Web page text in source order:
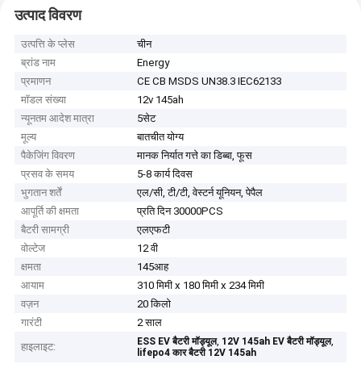
उत्पाद विवरण
उत्पत्ति के प्लेस
चीन
ब्रांड नाम
Energy
प्रमाणन
CE CB MSDS UN38.3 IEC62133
मॉडल संख्या
12v 145ah
न्यूनतम आदेश मात्रा
5सेट
मूल्य
बातचीत योग्य
पैकेजिंग विवरण
मानक निर्यात गत्ते का डिब्बा, फूस
प्रसव के समय
5-8 कार्य दिवस
भुगतान शर्तें
एल/सी, टी/टी, वेस्टर्न यूनियन, पेपैल
आपूर्ति की क्षमता
प्रति दिन 30000PCS
बैटरी सामग्री
एलएफटी
वोल्टेज
12 वी
क्षमता
145आह
आयाम
310 मिमी x 180 मिमी x 234 मिमी
वज़न
20 किलो
गारंटी
2 साल
हाइलाइट:
ESS EV बैटरी मॉड्यूल, 12V 145ah EV बैटरी मॉड्यूल,
lifepo4 कार बैटरी 12V 145ah